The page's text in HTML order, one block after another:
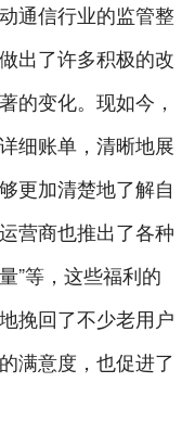
通信行业的监管整
出了许多积极的改
的变化。现如今，
细账单，清晰地展
更加清楚地了解自
营商也推出了各种
”等，这些福利的
挽回了不少老用户
满意度，也促进了